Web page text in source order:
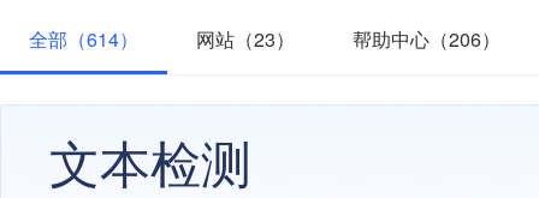
全部（614） 网站（23） 帮助中心（206）
文本检测